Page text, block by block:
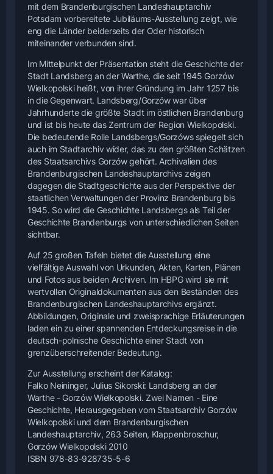
mit dem Brandenburgischen Landeshauptarchiv
Potsdam vorbereitete Jubiläums-Ausstellung zeigt, wie
eng die Länder beiderseits der Oder historisch
miteinander verbunden sind.
Im Mittelpunkt der Präsentation steht die Geschichte der
Stadt Landsberg an der Warthe, die seit 1945 Gorzów
Wielkopolski heißt, von ihrer Gründung im Jahr 1257 bis
in die Gegenwart. Landsberg/Gorzów war über
Jahrhunderte die größte Stadt im östlichen Brandenburg
und ist bis heute das Zentrum der Region Wielkopolski.
Die bedeutende Rolle Landsbergs/Gorzóws spiegelt sich
auch im Stadtarchiv wider, das zu den größten Schätzen
des Staatsarchivs Gorzów gehört. Archivalien des
Brandenburgischen Landeshauptarchivs zeigen
dagegen die Stadtgeschichte aus der Perspektive der
staatlichen Verwaltungen der Provinz Brandenburg bis
1945. So wird die Geschichte Landsbergs als Teil der
Geschichte Brandenburgs von unterschiedlichen Seiten
sichtbar.
Auf 25 großen Tafeln bietet die Ausstellung eine
vielfältige Auswahl von Urkunden, Akten, Karten, Plänen
und Fotos aus beiden Archiven. Im HBPG wird sie mit
wertvollen Originaldokumenten aus den Beständen des
Brandenburgischen Landeshauptarchivs ergänzt.
Abbildungen, Originale und zweisprachige Erläuterungen
laden ein zu einer spannenden Entdeckungsreise in die
deutsch-polnische Geschichte einer Stadt von
grenzüberschreitender Bedeutung.
Zur Ausstellung erscheint der Katalog:
Falko Neininger, Julius Sikorski: Landsberg an der
Warthe - Gorzów Wielkopolski. Zwei Namen - Eine
Geschichte, Herausgegeben vom Staatsarchiv Gorzów
Wielkopolski und dem Brandenburgischen
Landeshauptarchiv, 263 Seiten, Klappenbroschur,
Gorzów Wielkopolski 2010
ISBN 978-83-928735-5-6